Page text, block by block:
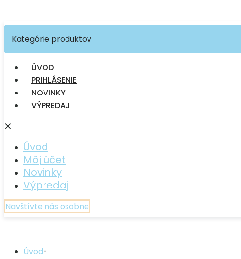
Kategórie produktov
ÚVOD
PRIHLÁSENIE
NOVINKY
VÝPREDAJ
✕
Úvod
Môj účet
Novinky
Výpredaj
Navštívte nás osobne
Úvod-